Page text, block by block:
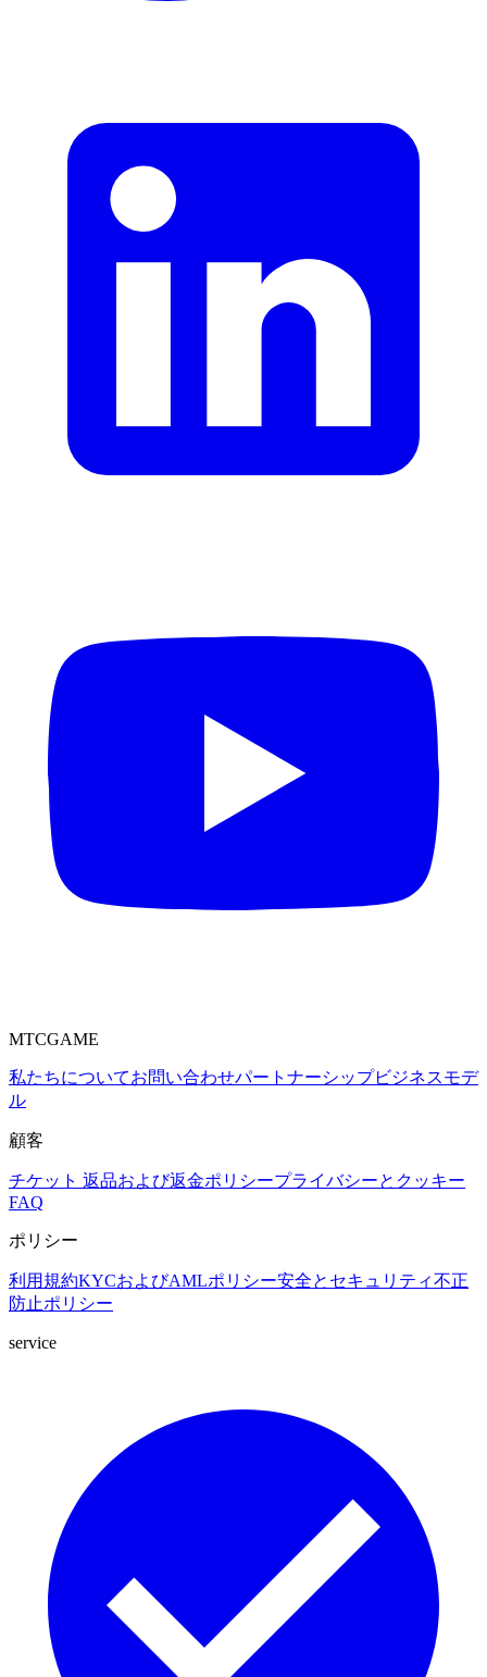
MTCGAME
私たちについてお問い合わせパートナーシップビジネスモデ
ル
顧客
チケット 返品および返金ポリシープライバシーとクッキー
FAQ
ポリシー
利用規約KYCおよびAMLポリシー安全とセキュリティ不正
防止ポリシー
service